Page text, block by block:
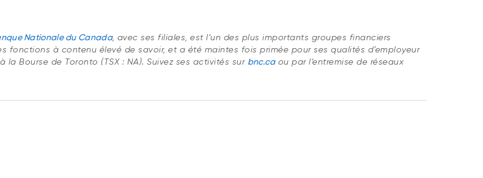
Nationale du Canada, avec ses filiales, est l’un des plus importants groupes financiers
fonctions à contenu élevé de savoir, et a été maintes fois primée pour ses qualités d’employeur
Bourse de Toronto (TSX : NA). Suivez ses activités sur bnc.caou par l’entremise de réseaux